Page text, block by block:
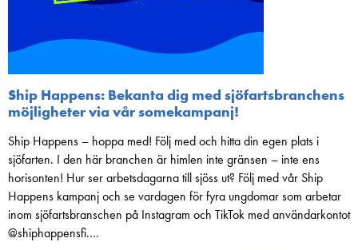
Ship Happens: Bekanta dig med sjöfartsbranchens
möjligheter via vår somekampanj!
Ship Happens – hoppa med! Följ med och hitta din egen plats i
sjöfarten. I den här branchen är himlen inte gränsen – inte ens
horisonten! Hur ser arbetsdagarna till sjöss ut? Följ med vår Ship
Happens kampanj och se vardagen för fyra ungdomar som arbetar
inom sjöfartsbranschen på Instagram och TikTok med användarkontot
@shiphappensfi.…